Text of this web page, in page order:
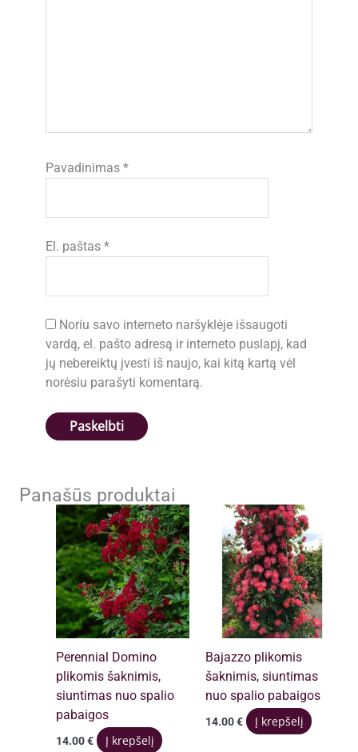
Pavadinimas*
El. paštas*
Noriu savo interneto naršyklėje išsaugoti
vardą, el. pašto adresą ir interneto puslapį, kad
jų nebereiktų įvesti iš naujo, kai kitą kartą vėl
norėsiu parašyti komentarą.
Panašūs produktai
Perennial Domino
plikomis šaknimis,
siuntimas nuo spalio
pabaigos
14.00€ Į krepšelį
Bajazzo plikomis
šaknimis, siuntimas
nuo spalio pabaigos
14.00€ Į krepšelį